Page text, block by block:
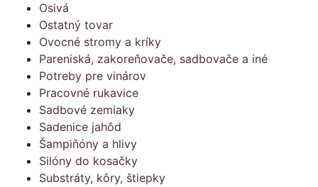
Osivá
Ostatný tovar
Ovocné stromy a kríky
Pareniská, zakoreňovače, sadbovače a iné
Potreby pre vinárov
Pracovné rukavice
Sadbové zemiaky
Sadenice jahôd
Šampiňóny a hlivy
Silóny do kosačky
Substráty, kôry, štiepky